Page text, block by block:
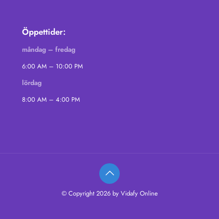
Öppettider:
måndag – fredag
6:00 AM – 10:00 PM
lördag
8:00 AM – 4:00 PM
© Copyright 2026 by Vidafy Online